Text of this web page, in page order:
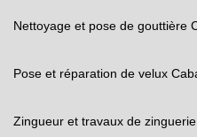
Nettoyage et pose de gouttière
Pose et réparation de velux
Zingueur et travaux de